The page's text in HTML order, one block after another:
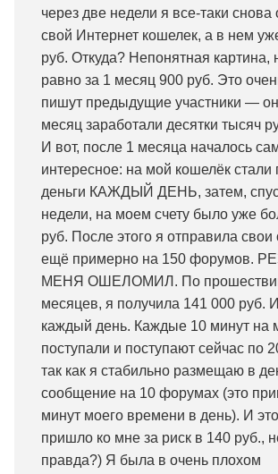
через две недели я все-таки снова
свой Интернет кошелек, а в нем
руб. Откуда? Непонятная картина,
равно за 1 месяц 900 руб. Это
пишут предыдущие участники —
месяц заработали десятки тысяч
И вот, после 1 месяца началось
интересное: на мой кошелёк стали
деньги КАЖДЫЙ ДЕНЬ, затем,
недели, на моем счету было уже
руб. После этого я отправила
ещё примерно на 150 форумов.
МЕНЯ ОШЕЛОМИЛ. По прошествии
месяцев, я получила 141 000 руб.
каждый день. Каждые 10 минут на
поступали и поступают сейчас по
так как я стабильно размещаю в
сообщение на 10 форумах (это
минут моего времени в день). И
пришло ко мне за риск в 140 руб.,
правда?) Я была в очень плохом